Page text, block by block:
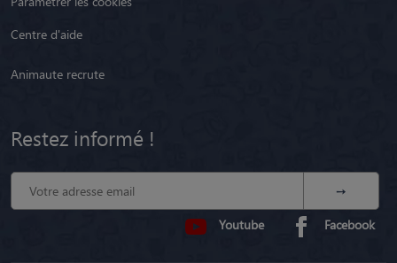
Centre d'aide
Animaute recrute
Restez informé !
Youtube Facebook